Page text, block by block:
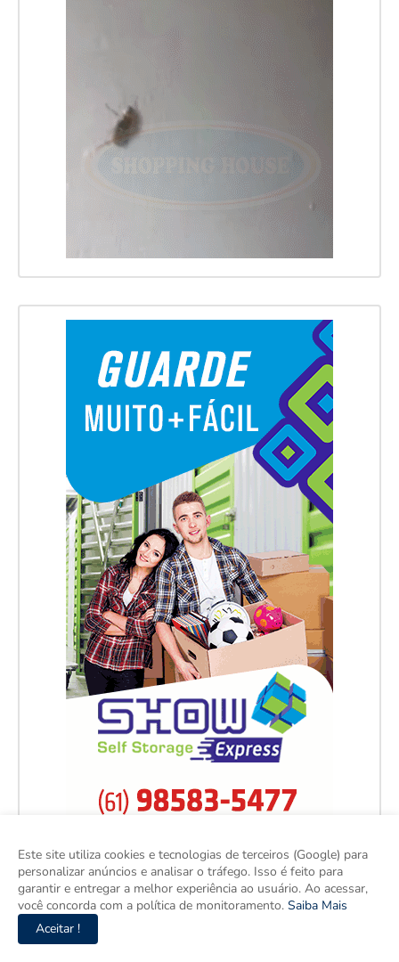
Este site utiliza cookies e tecnologias de terceiros (Google) para
personalizar anúncios e analisar o tráfego. Isso é feito para
garantir e entregar a melhor experiência ao usuário. Ao acessar,
você concorda com a política de monitoramento. Saiba Mais
Aceitar !